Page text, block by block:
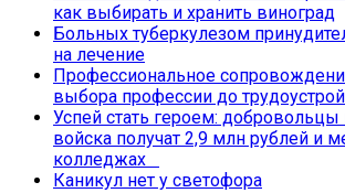
как выбирать и хранить виноград
Больных туберкулезом
на лечение
Профессиональное
выбора профессии до
Успей стать героем:
войска получат 2,9 млн рублей и
колледжах
Каникул нет у светофора